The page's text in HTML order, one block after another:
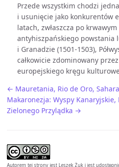
Przede wszystkim chodzi
i usunięcie jako konkurentów
latach, zwłaszcza po
antyhiszpańskiego powstania
i Granadzie (1501-1503),
całkowicie zdominowany
europejskiego kręgu
← Mauretania, Rio de Oro,
Makaronezja: Wyspy Kanaryjskie,
Zielonego Przylądka →
Autorem tej strony jest Leszek Żuk i jest